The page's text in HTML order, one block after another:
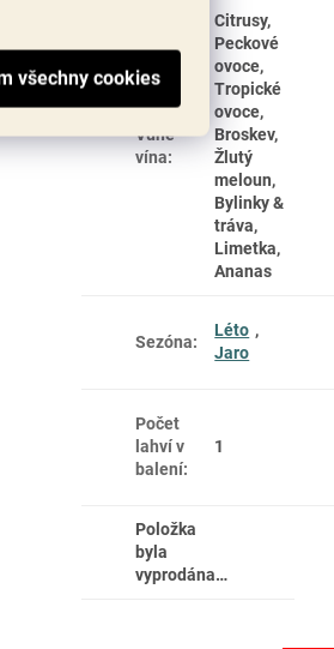
Vůně
vína:
Citrusy,
Peckové
ovoce,
Tropické
ovoce,
Broskev,
Žlutý
meloun,
Bylinky &
tráva,
Limetka,
Ananas
Sezóna:
Léto ,
Jaro
Počet
lahví v
balení:
1
Položka
byla
vyprodána…